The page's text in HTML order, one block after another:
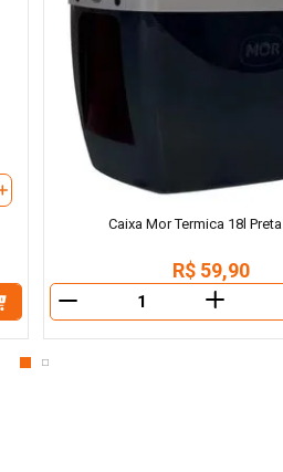
Caixa Mor Termica 18l
R$ 59,90
＋